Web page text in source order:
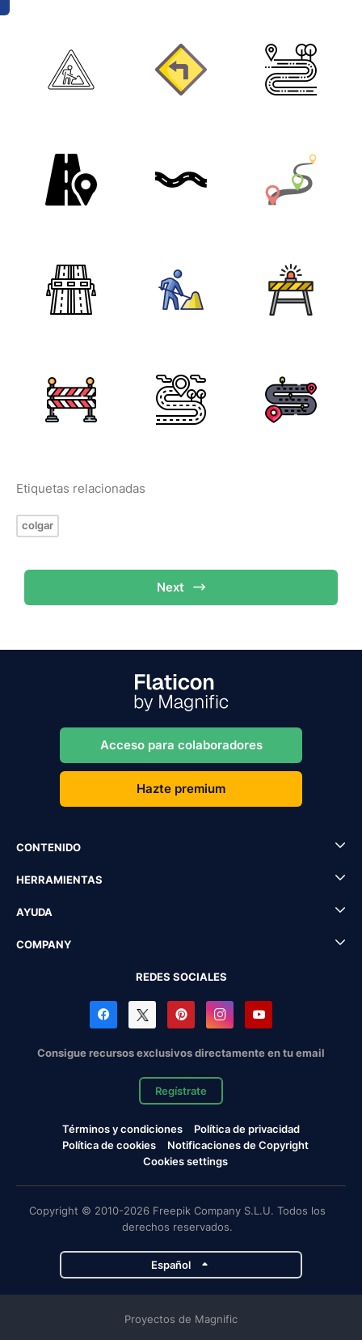
Etiquetas relacionadas
colgar
Next
Acceso para colaboradores
Hazte premium
CONTENIDO
HERRAMIENTAS
AYUDA
COMPANY
REDES SOCIALES
Consigue recursos exclusivos directamente en tu email
Regístrate
Términos y condiciones
Política de privacidad
Política de cookies
Notificaciones de Copyright
Cookies settings
Copyright © 2010-2026 Freepik Company S.L.U. Todos los
derechos reservados.
Español
Proyectos de Magnific